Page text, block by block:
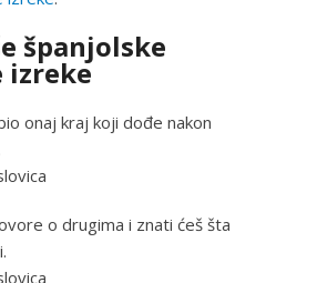
španjolske
izreke
onaj kraj koji dođe nakon
o drugima i znati ćeš šta